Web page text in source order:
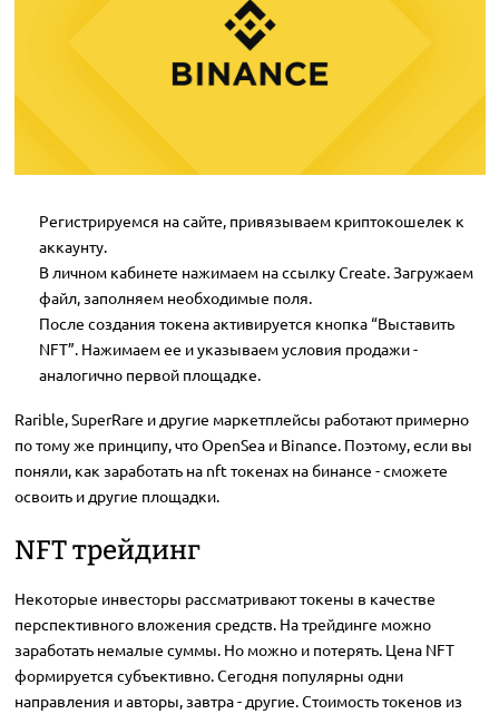
Регистрируемся на сайте, привязываем криптокошелек к
аккаунту.
В личном кабинете нажимаем на ссылку Create. Загружаем
файл, заполняем необходимые поля.
После создания токена активируется кнопка “Выставить
NFT”. Нажимаем ее и указываем условия продажи -
аналогично первой площадке.
Rarible, SuperRare и другие маркетплейсы работают примерно
по тому же принципу, что OpenSea и Binance. Поэтому, если вы
поняли, как заработать на nft токенах на бинансе - сможете
освоить и другие площадки.
NFT трейдинг
Некоторые инвесторы рассматривают токены в качестве
перспективного вложения средств. На трейдинге можно
заработать немалые суммы. Но можно и потерять. Цена NFT
формируется субъективно. Сегодня популярны одни
направления и авторы, завтра - другие. Стоимость токенов из